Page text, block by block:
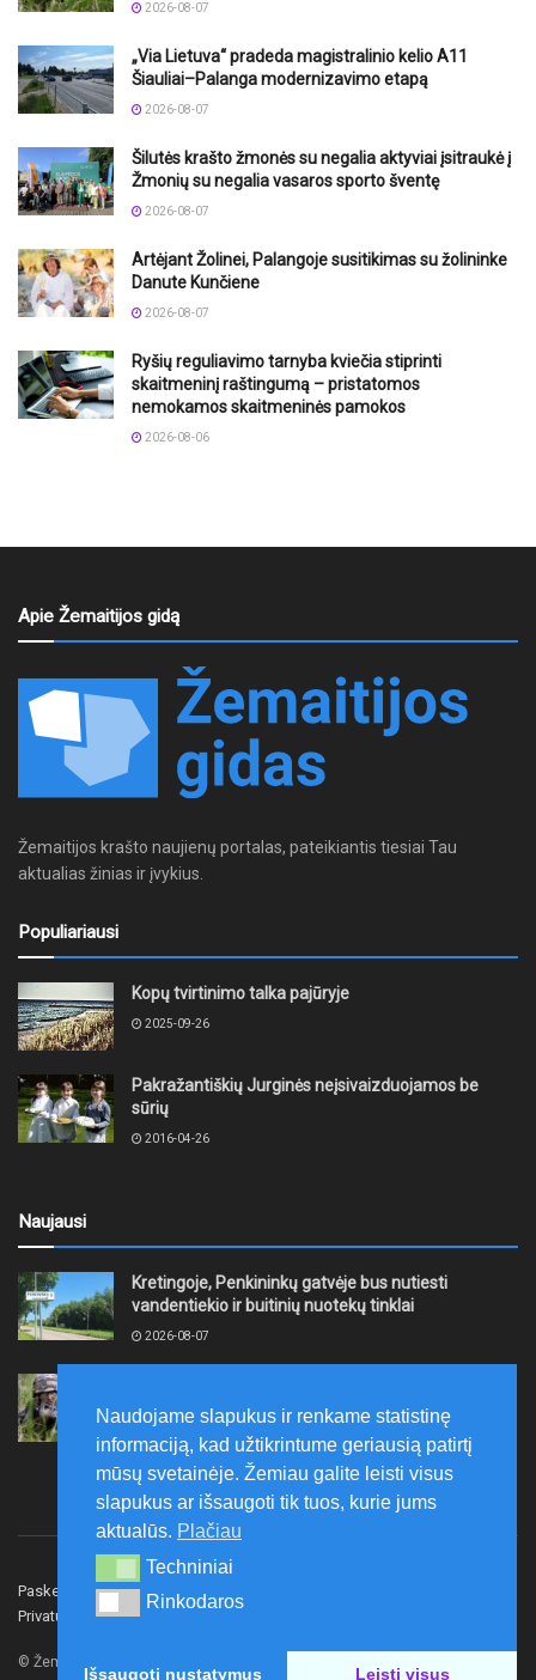
2026-08-07
„Via Lietuva“ pradeda magistralinio kelio A11
Šiauliai–Palanga modernizavimo etapą
2026-08-07
Šilutės krašto žmonės su negalia aktyviai įsitraukė į
Žmonių su negalia vasaros sporto šventę
2026-08-07
Artėjant Žolinei, Palangoje susitikimas su žolininke
Danute Kunčiene
2026-08-07
Ryšių reguliavimo tarnyba kviečia stiprinti
skaitmeninį raštingumą – pristatomos
nemokamos skaitmeninės pamokos
2026-08-06
Apie Žemaitijos gidą
Žemaitijos krašto naujienų portalas, pateikiantis tiesiai Tau
aktualias žinias ir įvykius.
Populiariausi
Kopų tvirtinimo talka pajūryje
2025-09-26
Pakražantiškių Jurginės neįsivaizduojamos be
sūrių
2016-04-26
Naujausi
Kretingoje, Penkininkų gatvėje bus nutiesti
vandentiekio ir buitinių nuotekų tinklai
2026-08-07
rinktinė vykdys karines pratybas
2026-08-07
Paskelbk naujieną Rašyti redakcijai
Privatumo politika
© Žemaitijos gidas.
Naudojame slapukus ir renkame statistinę
informaciją, kad užtikrintume geriausią patirtį
mūsų svetainėje. Žemiau galite leisti visus
slapukus ar išsaugoti tik tuos, kurie jums
aktualūs. Plačiau
Techniniai
Techniniai
Rinkodaros
Rinkodaros
Išsaugoti nustatymus Leisti visus